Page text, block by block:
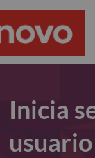
Inicia
usuario